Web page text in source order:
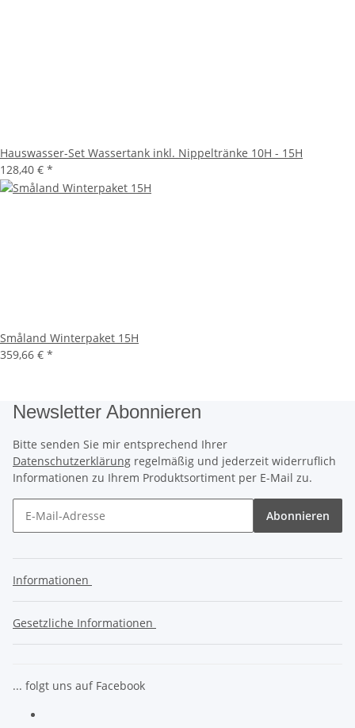
Hauswasser-Set Wassertank inkl. Nippeltränke 10H - 15H
128,40 € *
Småland Winterpaket 15H
359,66 € *
Newsletter Abonnieren
Bitte senden Sie mir entsprechend Ihrer
Datenschutzerklärung regelmäßig und jederzeit widerruflich
Informationen zu Ihrem Produktsortiment per E-Mail zu.
Abonnieren
Informationen
Gesetzliche Informationen
... folgt uns auf Facebook